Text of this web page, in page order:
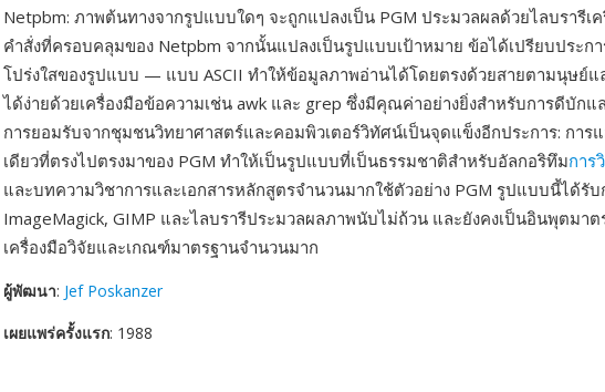
Netpbm: ภาพต้นทางจากรูปแบบใดๆ จะถูกแปลงเป็น PGM ประมวลผลด้วยไลบรารีเ
คำสั่งที่ครอบคลุมของ Netpbm จากนั้นแปลงเป็นรูปแบบเป้าหมาย ข้อได้เปรียบประก
โปร่งใสของรูปแบบ — แบบ ASCII ทำให้ข้อมูลภาพอ่านได้โดยตรงด้วยสายตามนุษย์แ
ได้ง่ายด้วยเครื่องมือข้อความเช่น awk และ grep ซึ่งมีคุณค่าอย่างยิ่งสำหรับการดีบักแ
การยอมรับจากชุมชนวิทยาศาสตร์และคอมพิวเตอร์วิทัศน์เป็นจุดแข็งอีกประการ: การ
เดียวที่ตรงไปตรงมาของ PGM ทำให้เป็นรูปแบบที่เป็นธรรมชาติสำหรับอัลกอริทึมการ
และบทความวิชาการและเอกสารหลักสูตรจำนวนมากใช้ตัวอย่าง PGM รูปแบบนี้ได้รับ
ImageMagick, GIMP และไลบรารีประมวลผลภาพนับไม่ถ้วน และยังคงเป็นอินพุตมาต
เครื่องมือวิจัยและเกณฑ์มาตรฐานจำนวนมาก
ผู้พัฒนา: Jef Poskanzer
เผยแพร่ครั้งแรก: 1988